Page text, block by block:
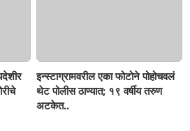
इन्स्टाग्रामवरील एका फोटोने पोहोचवलं
थेट पोलीस ठाण्यात; १९ वर्षीय तरुण
अटकेत..